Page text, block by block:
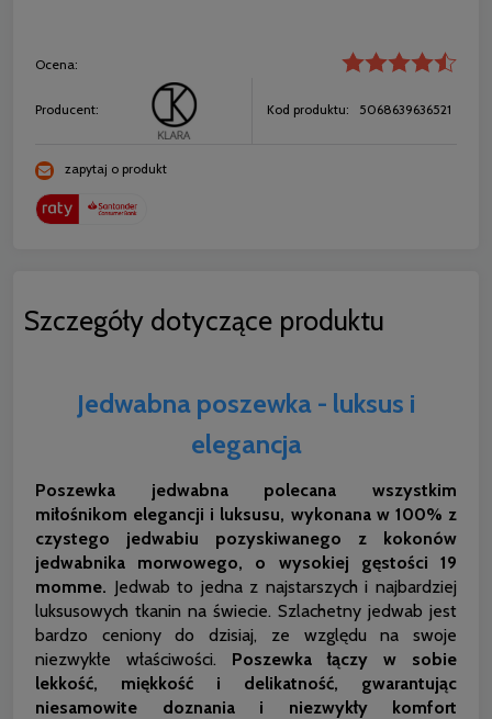
Ocena:
Producent: Kod produktu: 5068639636521
zapytaj o produkt
Szczegóły dotyczące produktu
Jedwabna poszewka - luksus i
elegancja
Poszewka jedwabna polecana wszystkim
miłośnikom elegancji i luksusu, wykonana w 100% z
czystego jedwabiu pozyskiwanego z kokonów
jedwabnika morwowego, o wysokiej gęstości 19
momme. Jedwab to jedna z najstarszych i najbardziej
luksusowych tkanin na świecie. Szlachetny jedwab jest
bardzo ceniony do dzisiaj, ze względu na swoje
niezwykłe właściwości. Poszewka łączy w sobie
lekkość, miękkość i delikatność, gwarantując
niesamowite doznania i niezwykły komfort